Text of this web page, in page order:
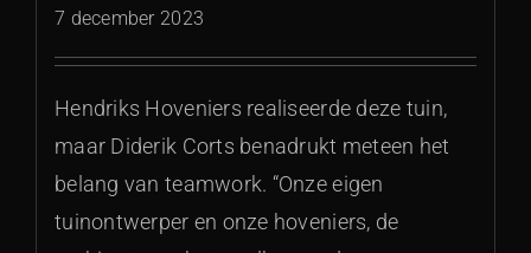
7 december 2023
Hendriks Hoveniers realiseerde deze tuin,
maar Diderik Corts benadrukt meteen het
belang van teamwork. “Onze eigen
tuinontwerper en onze hoveniers, de